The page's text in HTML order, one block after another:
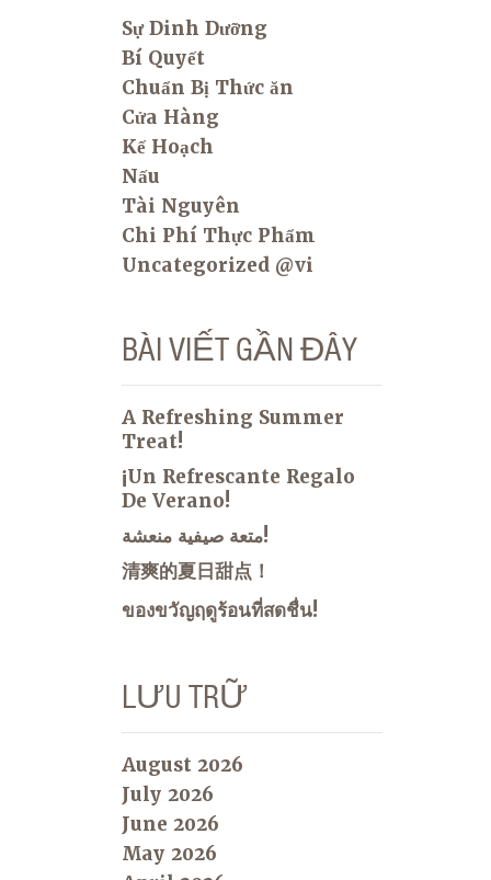
Sự Dinh Dưỡng
Bí Quyết
Chuẩn Bị Thức ăn
Cửa Hàng
Kế Hoạch
Nấu
Tài Nguyên
Chi Phí Thực Phẩm
Uncategorized @vi
BÀI VIẾT GẦN ĐÂY
A Refreshing Summer
Treat!
¡Un Refrescante Regalo
De Verano!
متعة صيفية منعشة!
清爽的夏日甜点！
ของขวัญฤดูร้อนที่สดชื่น!
LƯU TRỮ
August 2026
July 2026
June 2026
May 2026